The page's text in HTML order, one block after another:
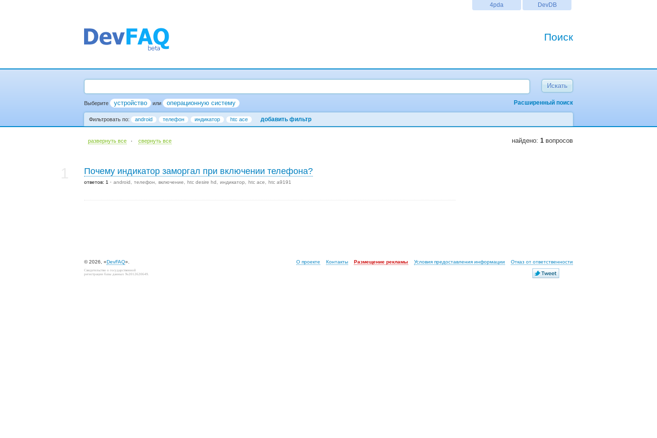
DevDB
4pda
Поиск
Выберите устройство Расширенный поиск
или операционную систему
Фильтровать по: android телефон индикатор htc ace добавить фильтр
развернуть все · cвернуть все найдено: 1 вопросов
Почему индикатор заморгал при включении телефона?
ответов: 1 android телефон включение htc desire hd индикатор htc ace htc a9191
© 2026, «DevFAQ». О проекте Контакты Размещение рекламы Условия предоставления информации Отказ от ответственности
Свидетельство о государственной
регистрации базы данных №2012620649.